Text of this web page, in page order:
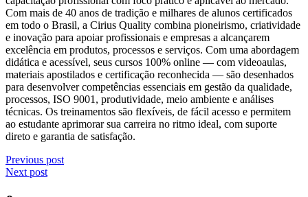
Com mais de 40 anos de tradição e milhares de alunos certificados
em todo o Brasil, a Cirius Quality combina pioneirismo, criatividade
e inovação para apoiar profissionais e empresas a alcançarem
excelência em produtos, processos e serviços. Com uma abordagem
didática e acessível, seus cursos 100% online — com videoaulas,
materiais apostilados e certificação reconhecida — são desenhados
para desenvolver competências essenciais em gestão da qualidade,
processos, ISO 9001, produtividade, meio ambiente e análises
técnicas. Os treinamentos são flexíveis, de fácil acesso e permitem
ao estudante aprimorar sua carreira no ritmo ideal, com suporte
direto e garantia de satisfação.
Previous post
Next post